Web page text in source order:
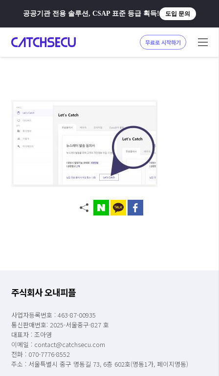
공공기관 전용 솔루션, CSAP 표준 등급 획득! 도입 문의
무료로 시작하기
주식회사 오내피플
사업자등록번호 : 463-87-00935
통신판매번호: 2025-서울중구-827 호
대표자 : 조아영
이메일 : contact@catchsecu.com
전화 : 070-7776-8552
주소 : 서울특별시 중구 명동길 73, 6층 602호(명동1가, 페이지명동)